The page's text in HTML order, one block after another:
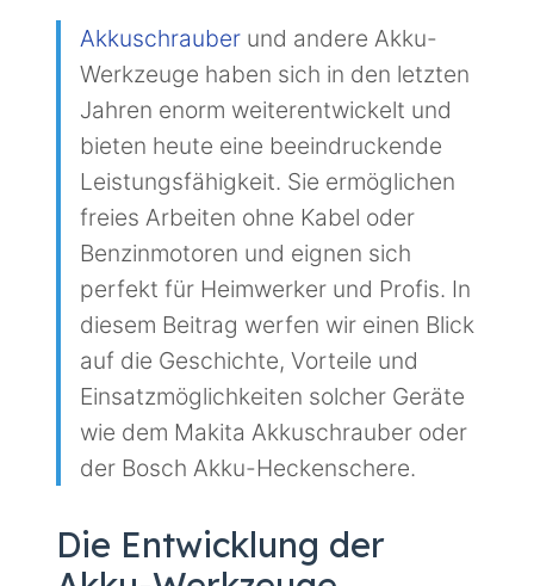
Akkuschrauber und andere Akku-
Werkzeuge haben sich in den letzten
Jahren enorm weiterentwickelt und
bieten heute eine beeindruckende
Leistungsfähigkeit. Sie ermöglichen
freies Arbeiten ohne Kabel oder
Benzinmotoren und eignen sich
perfekt für Heimwerker und Profis. In
diesem Beitrag werfen wir einen Blick
auf die Geschichte, Vorteile und
Einsatzmöglichkeiten solcher Geräte
wie dem Makita Akkuschrauber oder
der Bosch Akku-Heckenschere.
Die Entwicklung der